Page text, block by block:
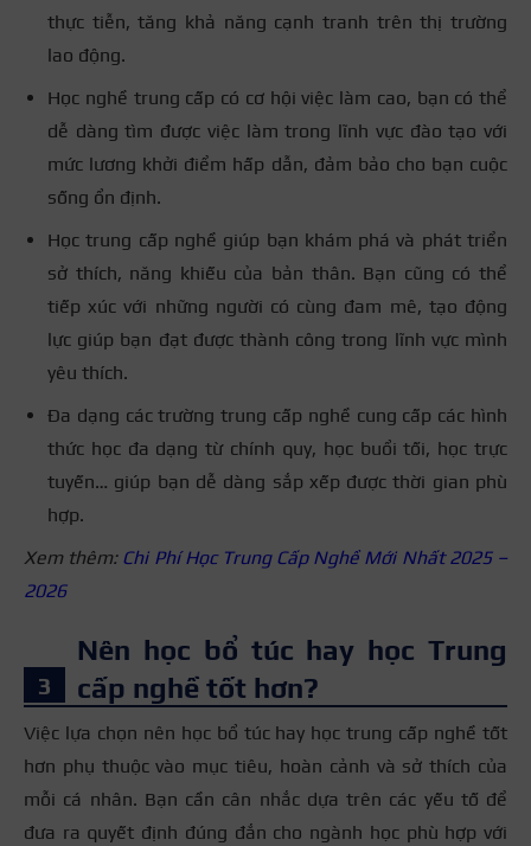
Học phí
Cao hơn so với học
thực tiễn, tăng khả năng cạnh tranh trên thị trường
lao động.
Học nghề trung cấp có cơ hội việc làm cao, bạn có thể
dễ dàng tìm được việc làm trong lĩnh vực đào tạo với
mức lương khởi điểm hấp dẫn, đảm bảo cho bạn cuộc
sống ổn định.
Học trung cấp nghề giúp bạn khám phá và phát triển
sở thích, năng khiếu của bản thân. Bạn cũng có thể
tiếp xúc với những người có cùng đam mê, tạo động
lực giúp bạn đạt được thành công trong lĩnh vực mình
yêu thích.
Đa dạng các trường trung cấp nghề cung cấp các hình
thức học đa dạng từ chính quy, học buổi tối, học trực
tuyến… giúp bạn dễ dàng sắp xếp được thời gian phù
hợp.
Xem thêm: Chi Phí Học Trung Cấp Nghề Mới Nhất 2025 –
2026
Nên học bổ túc hay học Trung
cấp nghề tốt hơn?
Việc lựa chọn nên học bổ túc hay học trung cấp nghề tốt
hơn phụ thuộc vào mục tiêu, hoàn cảnh và sở thích của
mỗi cá nhân. Bạn cần cân nhắc dựa trên các yếu tố để
đưa ra quyết định đúng đắn cho ngành học phù hợp với